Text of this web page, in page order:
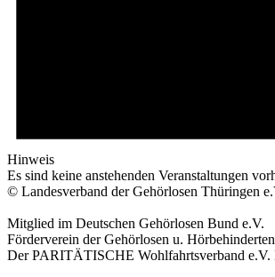
Hinweis
Es sind keine anstehenden Veranstaltungen
© Landesverband der Gehörlosen Thüringen
Mitglied im Deutschen Gehörlosen Bund e.V.
Förderverein der Gehörlosen u.
Der PARITÄTISCHE Wohlfahrtsverband